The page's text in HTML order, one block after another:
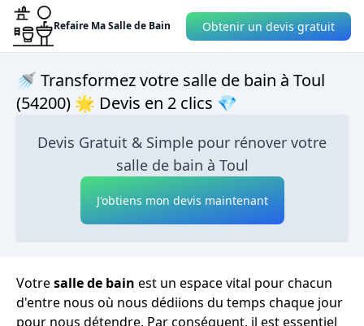
Refaire Ma Salle de Bain Obtenir un devis gratuit
🚿 Transformez votre salle de bain à Toul
(54200) 🌟 Devis en 2 clics 💎
Devis Gratuit & Simple pour rénover votre
salle de bain à Toul
J'obtiens mon devis maintenant
Votresalle de bain est un espace vital pour chacun
d'entre nous où nous dédiions du temps chaque jour
pour nous détendre. Par conséquent, il est essentiel